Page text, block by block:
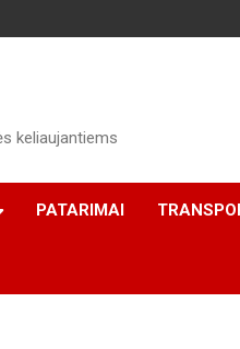
keliaujantiems
PATARIMAI